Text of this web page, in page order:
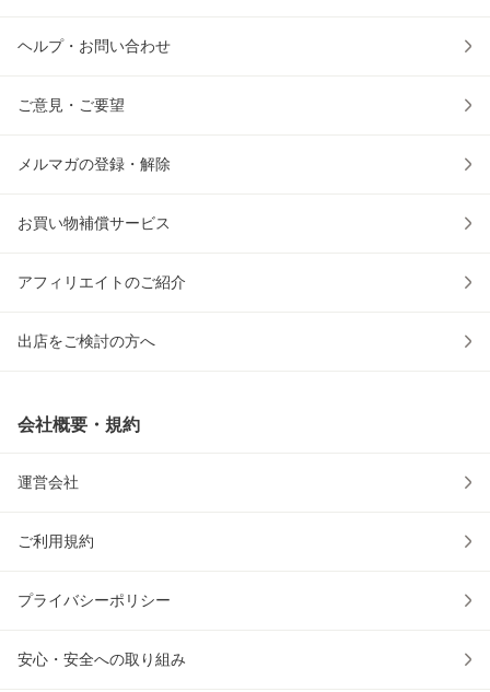
ヘルプ・お問い合わせ
ご意見・ご要望
メルマガの登録・解除
お買い物補償サービス
アフィリエイトのご紹介
出店をご検討の方へ
会社概要・規約
運営会社
ご利用規約
プライバシーポリシー
安心・安全への取り組み